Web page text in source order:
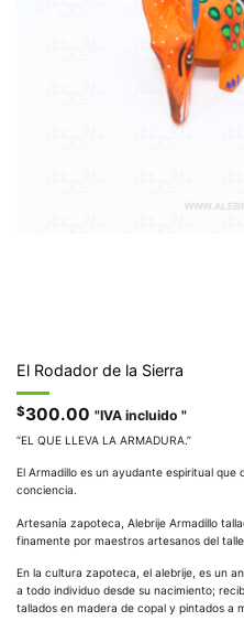
El Rodador de la Sierra
$300.00 "IVA incluido "
“EL QUE LLEVA LA ARMADURA.”
El Armadillo es un ayudante espiritual
conciencia.
Artesanía zapoteca, Alebrije Armadillo
finamente por maestros artesanos del
En la cultura zapoteca, el alebrije, es un
a todo individuo desde su nacimiento;
tallados en madera de copal y pintados a